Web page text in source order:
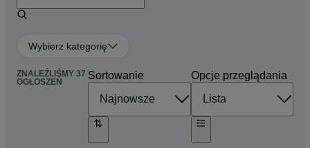
Wybierz kategorię
ZNALEŹLIŚMY 37
OGŁOSZEŃ
Sortowanie Opcje przeglądania